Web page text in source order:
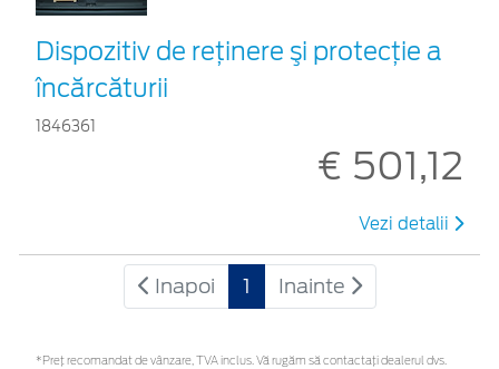
Dispozitiv de reţinere şi protecţie a
încărcăturii
1846361
€ 501,12
Vezi detalii
Inapoi 1 Inainte
*Preţ recomandat de vânzare, TVA inclus. Vă rugăm să contactaţi dealerul dvs.